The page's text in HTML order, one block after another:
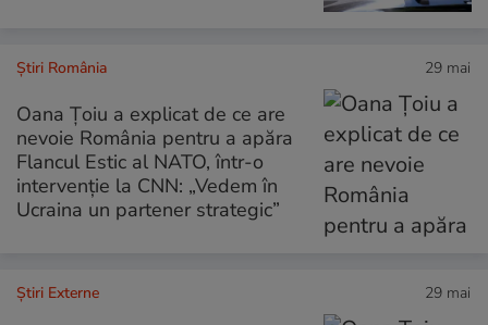
Știri România 29 mai
Oana Țoiu a explicat de ce are
nevoie România pentru a apăra
Flancul Estic al NATO, într-o
intervenție la CNN: „Vedem în
Ucraina un partener strategic”
Știri Externe 29 mai